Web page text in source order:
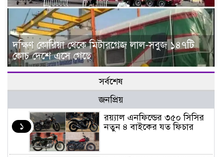
দক্ষিণ কোরিয়া থেকে মিটারগেজ লাল-সবুজ ১৪৭টি
কোচ দেশে এসে গেছে
সর্বশেষ
জনপ্রিয়
১
র‌য়্যাল এনফিল্ডের ৩৫০ সিসির
নতুন ৪ বাইকের যত ফিচার